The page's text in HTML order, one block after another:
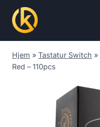
content
Hjem » Tastatur Switch »
Red – 110pcs